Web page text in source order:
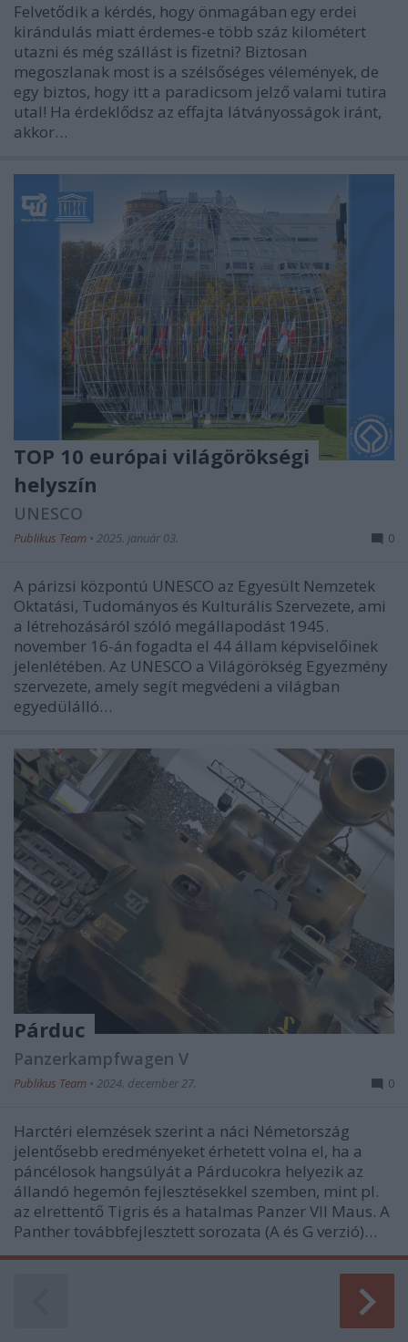
Felvetődik a kérdés, hogy önmagában egy erdei
kirándulás miatt érdemes-e több száz kilométert
utazni és még szállást is fizetni? Biztosan
megoszlanak most is a szélsőséges vélemények, de
egy biztos, hogy itt a paradicsom jelző valami tutira
utal! Ha érdeklődsz az effajta látványosságok iránt,
akkor…
TOP 10 európai világörökségi
helyszín
UNESCO
Publikus Team • 2025. január 03. 0
A párizsi központú UNESCO az Egyesült Nemzetek
Oktatási, Tudományos és Kulturális Szervezete, ami
a létrehozásáról szóló megállapodást 1945.
november 16-án fogadta el 44 állam képviselőinek
jelenlétében. Az UNESCO a Világörökség Egyezmény
szervezete, amely segít megvédeni a világban
egyedülálló…
Párduc
Panzerkampfwagen V
Publikus Team • 2024. december 27. 0
Harctéri elemzések szerint a náci Németország
jelentősebb eredményeket érhetett volna el, ha a
páncélosok hangsúlyát a Párducokra helyezik az
állandó hegemón fejlesztésekkel szemben, mint pl.
az elrettentő Tigris és a hatalmas Panzer VII Maus. A
Panther továbbfejlesztett sorozata (A és G verzió)…